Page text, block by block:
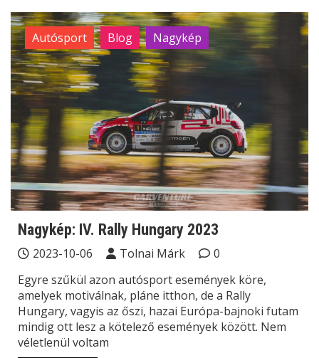
Autósport Blog Nagykép
Nagykép: IV. Rally Hungary 2023
2023-10-06 Tolnai Márk
0
Egyre szűkül azon autósport események köre,
amelyek motiválnak, pláne itthon, de a Rally
Hungary, vagyis az őszi, hazai Európa-bajnoki futam
mindig ott lesz a kötelező események között. Nem
véletlenül voltam